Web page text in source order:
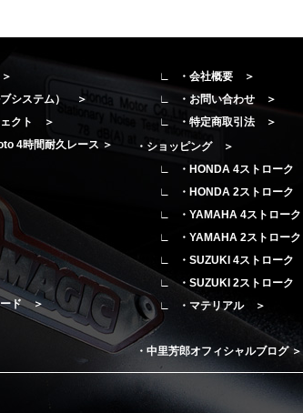
ブシステム） ＞
ェクト ＞
4時間耐久レース ＞
ード ＞
・会社概要 ＞
・お問い合わせ ＞
・特定商取引法 ＞
・ショッピング ＞
・HONDA 4ストローク
・HONDA 2ストローク
・YAMAHA 4ストロー
・YAMAHA 2ストロー
・SUZUKI 4ストローク
・SUZUKI 2ストローク
・マテリアル ＞
・中里芳郎オフィシャルブログ ＞